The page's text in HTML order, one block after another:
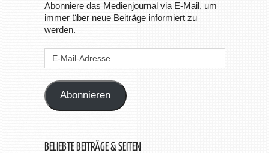
Abonniere das Medienjournal via E-Mail, um
immer über neue Beiträge informiert zu
werden.
Abonnieren
BELIEBTE BEITRÄGE & SEITEN